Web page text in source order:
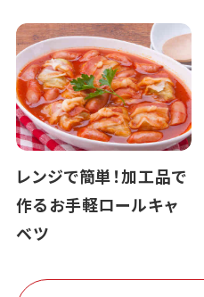
レンジで簡単！加工品で
作るお手軽ロールキャ
ベツ